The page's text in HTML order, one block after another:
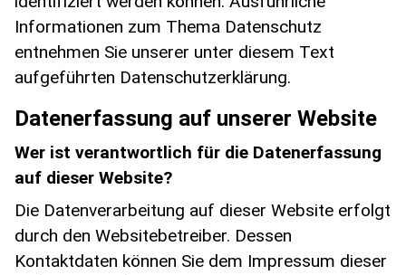
Informationen zum Thema Datenschutz
entnehmen Sie unserer unter diesem Text
aufgeführten Datenschutzerklärung.
Datenerfassung auf unserer Website
Wer ist verantwortlich für die Datenerfassung
auf dieser Website?
Die Datenverarbeitung auf dieser Website erfolgt
durch den Websitebetreiber. Dessen
Kontaktdaten können Sie dem Impressum dieser